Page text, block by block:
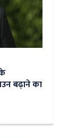
बढ़ाने का